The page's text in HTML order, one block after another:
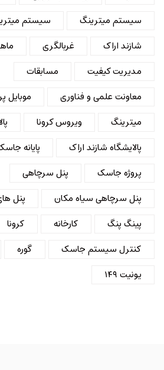
سیستم میترینگ
سیستم
شازند اراک
غربالگری
مدیریت کیفیت
مسابقات
معاونت علمی و فناوری
موبایل
میترینگ
ویروس کرونا
پالایشگاه شازند اراک
پایانه
پروژه جاسک
پنل سرچاهی
پنل سرچاهی سیاه مکان
پنل
پینگ پنگ
کارخانه
کرونا
کنترل سیستم جاسک
گوره
یونیت ۱۴۹